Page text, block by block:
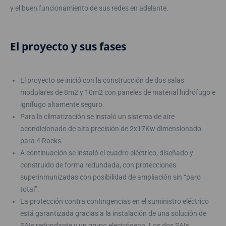
y el buen funcionamiento de sus redes en adelante.
El proyecto y sus fases
El proyecto se inició con la construcción de dos salas
modulares de 8m2 y 10m2 con paneles de material hidrófugo e
ignífugo altamente seguro.
Para la climatización se instaló un sistema de aire
acondicionado de alta precisión de 2x17Kw dimensionado
para 4 Racks.
A continuación se instaló el cuadro eléctrico, diseñado y
construido de forma redundada, con protecciones
superinmunizadas con posibilidad de ampliación sin “paro
total”.
La protección contra contingencias en el suministro eléctrico
está garantizada gracias a la instalación de una solución de